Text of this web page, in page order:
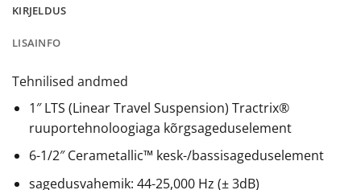
KIRJELDUS
LISAINFO
Tehnilised andmed
1″ LTS (Linear Travel Suspension) Tractrix®
ruuportehnoloogiaga kõrgsageduselement
6-1/2″ Cerametallic™ kesk-/bassisageduselement
sagedusvahemik: 44-25,000 Hz (± 3dB)